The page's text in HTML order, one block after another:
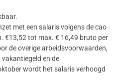
met een salaris volgens de cao
€13,52 tot max. € 16,49 bruto per
de overige arbeidsvoorwaarden,
en de
wordt het salaris verhoogd